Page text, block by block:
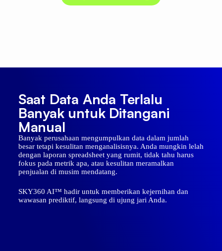
Saat Data Anda Terlalu
Banyak untuk Ditangani
Manual
Banyak perusahaan mengumpulkan data dalam jumlah
besar tetapi kesulitan menganalisisnya. Anda mungkin lelah
dengan laporan spreadsheet yang rumit, tidak tahu harus
fokus pada metrik apa, atau kesulitan meramalkan
penjualan di musim mendatang.
SKY360 AI™ hadir untuk memberikan kejernihan dan
wawasan prediktif, langsung di ujung jari Anda.